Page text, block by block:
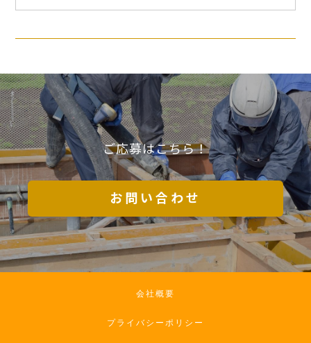
ご応募はこちら！
お問い合わせ
会社概要
プライバシーポリシー